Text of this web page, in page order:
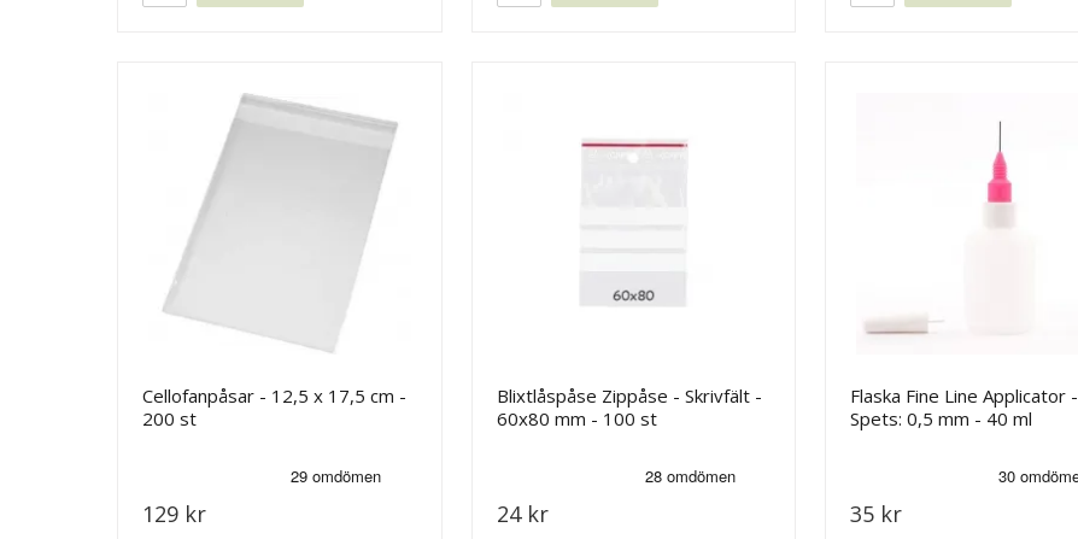
Cellofanpåsar - 12,5 x 17,5 cm -
200 st
129 kr
Blixtlåspåse Zippåse - Skrivfält -
60x80 mm - 100 st
24 kr
Flaska Fine Line Applicator -
Spets: 0,5 mm - 40 ml
35 kr